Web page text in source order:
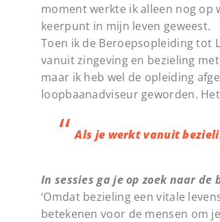
moment werkte ik alleen nog
keerpunt in mijn leven geweest.
Toen ik de Beroepsopleiding tot
vanuit zingeving en bezieling
maar ik heb wel de opleiding
loopbaanadviseur geworden.
Als je werkt vanuit
In sessies ga je op zoek naar
‘Omdat bezieling een vitale
betekenen voor de mensen om